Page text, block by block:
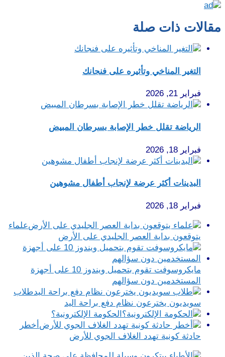
مقالات ذات صلة
التغير المناخي وتأثيره على فنجانك
فبراير 21, 2026
الرياضة تقلل خطر الإصابة بسرطان المبيض
فبراير 18, 2026
البدينات أكثر عرضة لإنجاب أطفال مشوهين
فبراير 18, 2026
علماء
يتوقعون بداية العصر الجليدي على الأرض
مايكروسوفت تقوم بتحميل ويندوز 10 على أجهزة
المستخدمين دون سؤالهم
طلاب
سويديون يخترعون نظام دفع براحة اليد
الحكومة الإلكترونية؟
أخطر
حادثة كونية تهدد الغلاف الجوي للأرض